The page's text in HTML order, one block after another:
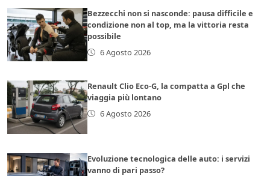
Bezzecchi non si nasconde: pausa difficile e
condizione non al top, ma la vittoria resta
possibile
6 Agosto 2026
Renault Clio Eco-G, la compatta a Gpl che
viaggia più lontano
6 Agosto 2026
Evoluzione tecnologica delle auto: i servizi
vanno di pari passo?